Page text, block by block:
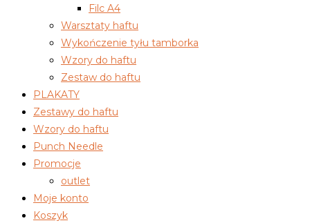
Filc A4
Warsztaty haftu
Wykończenie tyłu tamborka
Wzory do haftu
Zestaw do haftu
PLAKATY
Zestawy do haftu
Wzory do haftu
Punch Needle
Promocje
outlet
Moje konto
Koszyk